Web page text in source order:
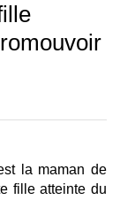
la maman de
fille atteinte du